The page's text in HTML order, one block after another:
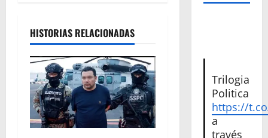
d
e
e
n
HISTORIAS RELACIONADAS
Trilogia
Politica
https://
a
través